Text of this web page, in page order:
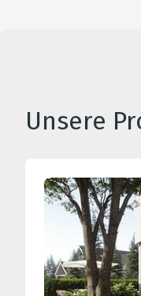
Unsere